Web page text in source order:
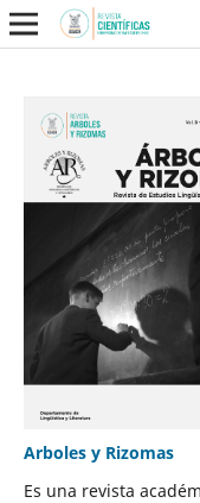
Arboles y Rizomas
Es una revista